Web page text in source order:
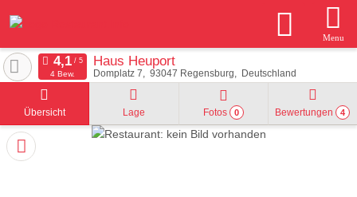
Menu
Haus Heuport
Domplatz 7 93047 Regensburg Deutschland
4 Bew.
Übersicht Lage Fotos 0 Bewertungen 4